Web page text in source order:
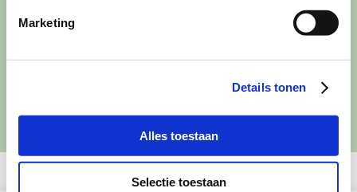
Marketing
Details tonen
Alles toestaan
Selectie toestaan